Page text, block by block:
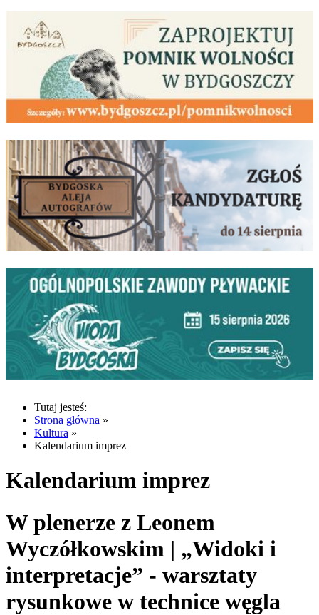
Tutaj jesteś:
Strona główna »
Kultura »
Kalendarium imprez
Kalendarium imprez
W plenerze z Leonem
Wyczółkowskim | „Widoki i
interpretacje” - warsztaty
rysunkowe w technice węgla